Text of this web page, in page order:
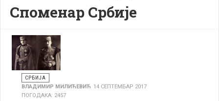
Споменар Србије
СРБИЈА
ВЛАДИМИР МИЛИЋЕВИЋ 14 СЕПТЕМБАР 2017
ПОГОДАКА: 2457